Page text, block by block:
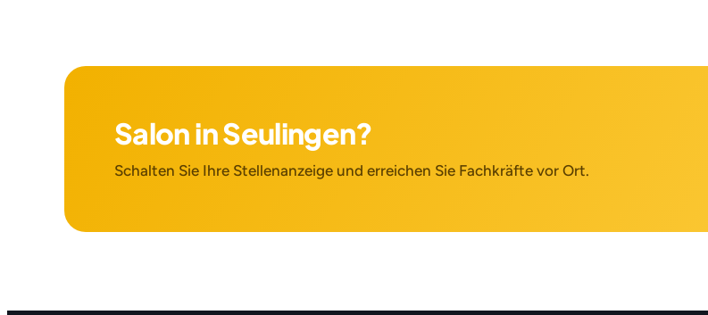
Salon in Seulingen?
Schalten Sie Ihre Stellenanzeige und erreichen Sie Fachkräfte vor Ort.